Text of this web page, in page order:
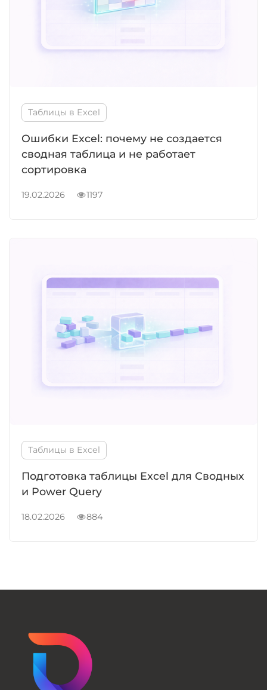
Таблицы в Excel
Ошибки Excel: почему не создается
сводная таблица и не работает
сортировка
19.02.2026 1197
Таблицы в Excel
Подготовка таблицы Excel для Сводных
и Power Query
18.02.2026 884